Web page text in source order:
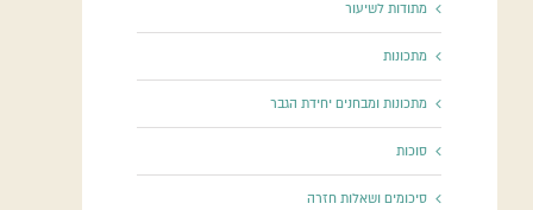
מתודות לשיעור
מתכונות
מתכונות ומבחנים יחידת הגבר
סוכות
סיכומים ושאלות חזרה